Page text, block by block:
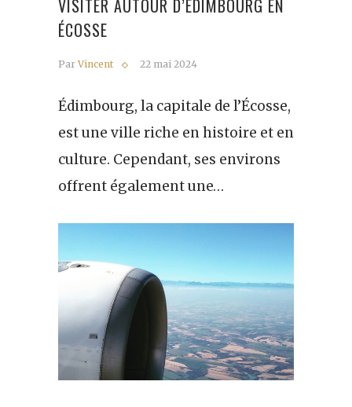
VISITER AUTOUR D’ÉDIMBOURG EN
ÉCOSSE
ParVincent 22 mai 2024
Édimbourg, la capitale de l’Écosse,
est une ville riche en histoire et en
culture. Cependant, ses environs
offrent également une…